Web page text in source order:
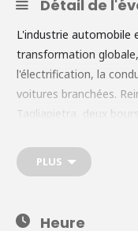
Détail de
L'industrie automobile
transformation
l'électrification, la
voitures branchées.
Tagliapietra, deux
européenne dans un
considérablement. Les
tardivement dans la
PLUS
Heure